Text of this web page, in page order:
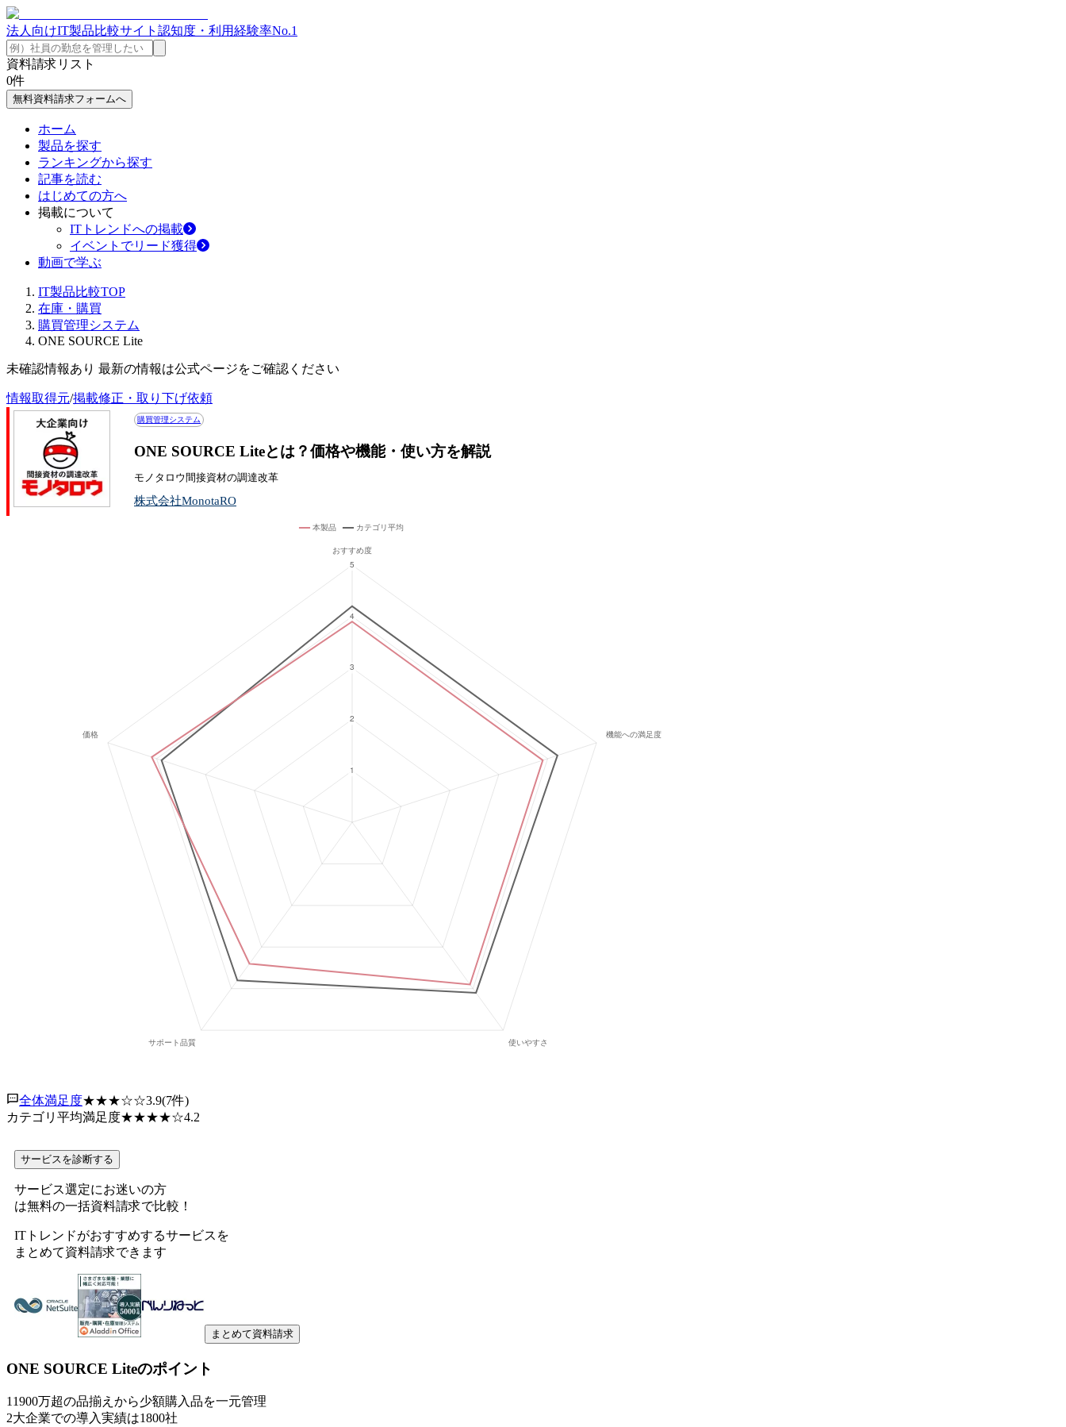
法人向けIT製品比較サイト 認知度・利用経験率No.1
資料請求リスト
0件
無料資料請求フォームへ
ホーム
製品を探す
ランキングから探す
記事を読む
はじめての方へ
掲載について
ITトレンドへの掲載
イベントでリード獲得
動画で学ぶ
IT製品比較TOP
在庫・購買
購買管理システム
ONE SOURCE Lite
未確認情報あり 最新の情報は公式ページをご確認ください
情報取得元/掲載修正・取り下げ依頼
購買管理システム
ONE SOURCE Liteとは？価格や機能・使い方を解説
モノタロウ間接資材の調達改革
株式会社MonotaRO
全体満足度★★★☆☆3.9(7件)
カテゴリ平均満足度★★★★☆4.2
サービスを診断する
サービス選定にお迷いの方
は無料の一括資料請求で比較！
ITトレンドがおすすめするサービスを
まとめて資料請求できます
まとめて資料請求
ONE SOURCE Liteのポイント
11900万超の品揃えから少額購入品を一元管理
2大企業での導入実績は1800社